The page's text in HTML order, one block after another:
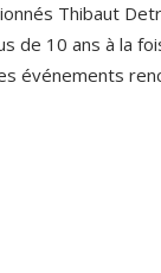
Thibaut
de 10 ans à la
événements